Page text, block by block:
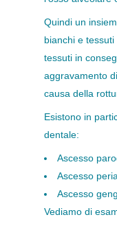
Quindi un
bianchi e
tessuti in
aggravamento
causa della
Esistono in
dentale:
Ascesso
Ascesso
Ascesso
Vediamo di